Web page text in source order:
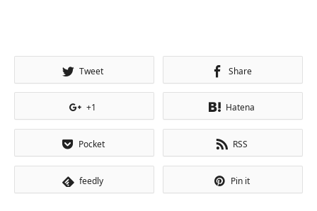
Tweet Share
+1 Hatena
Pocket RSS
feedly Pin it